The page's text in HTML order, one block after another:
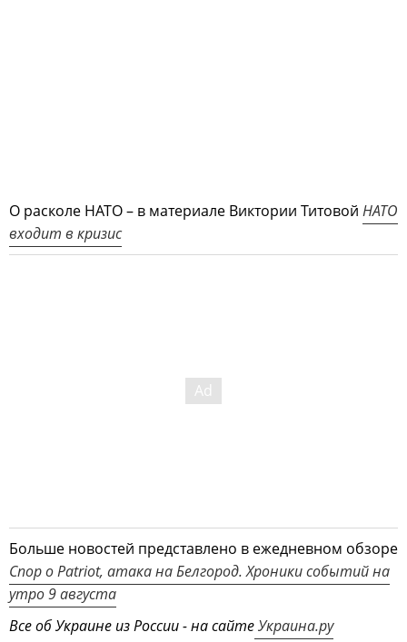
О расколе НАТО – в материале Виктории Титовой НАТО
входит в кризис
Больше новостей представлено в ежедневном обзоре
Спор о Patriot, атака на Белгород. Хроники событий на
утро 9 августа
Все об Украине из России - на сайтеУкраина.ру